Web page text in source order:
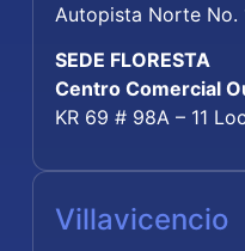
Autopista Norte No.
SEDE FLORESTA
Centro Comercial
KR 69 # 98A – 11
Villavicencio